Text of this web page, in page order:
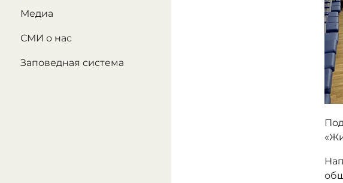
Медиа
СМИ о нас
Заповедная система